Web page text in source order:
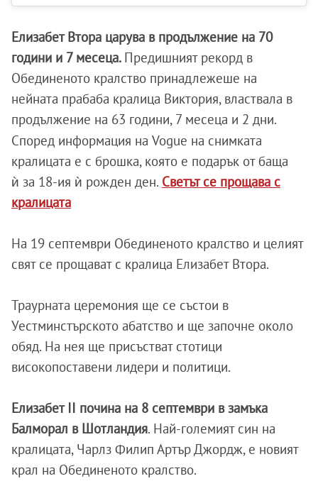
Елизабет Втора царува в продължение на 70
години и 7 месеца. Предишният рекорд в
Обединеното кралство принадлежеше на
нейната прабаба кралица Виктория, властвала в
продължение на 63 години, 7 месеца и 2 дни.
Според информация на Vogue на снимката
кралицата е с брошка, която е подарък от баща
ѝ за 18-ия ѝ рожден ден. Светът се прощава с
кралицата
На 19 септември Обединеното кралство и целият
свят се прощават с кралица Елизабет Втора.
Траурната церемония ще се състои в
Уестминстърското абатство и ще започне около
обяд. На нея ще присъстват стотици
високопоставени лидери и политици.
Елизабет II почина на 8 септември в замъка
Балморал в Шотландия. Най-големият син на
кралицата, Чарлз Филип Артър Джордж, е новият
крал на Обединеното кралство.